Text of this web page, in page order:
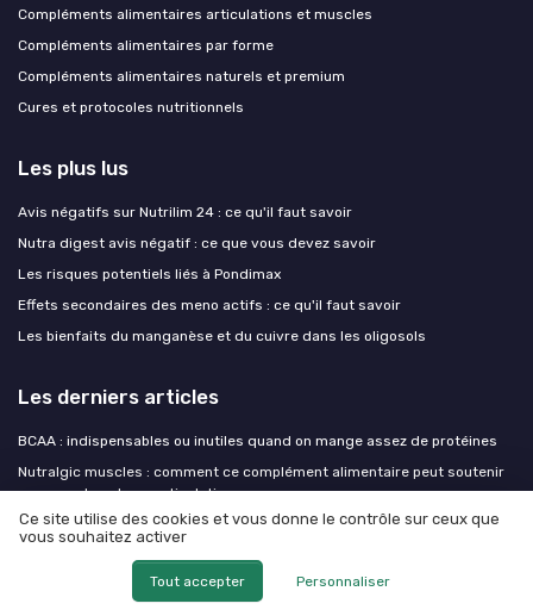
Compléments alimentaires articulations et muscles
Compléments alimentaires par forme
Compléments alimentaires naturels et premium
Cures et protocoles nutritionnels
Les plus lus
Avis négatifs sur Nutrilim 24 : ce qu'il faut savoir
Nutra digest avis négatif : ce que vous devez savoir
Les risques potentiels liés à Pondimax
Effets secondaires des meno actifs : ce qu'il faut savoir
Les bienfaits du manganèse et du cuivre dans les oligosols
Les derniers articles
BCAA : indispensables ou inutiles quand on mange assez de protéines
Nutralgic muscles : comment ce complément alimentaire peut soutenir
vos muscles et vos articulations
Optifibre danger : ce qu’il faut vraiment savoir avant d’utiliser cette fibre
de guar
Nutralgic muscles : comprendre le rôle des compléments pour la
fonction musculaire
Ce site utilise des cookies et vous donne le contrôle sur ceux que
vous souhaitez activer
Tout accepter Personnaliser